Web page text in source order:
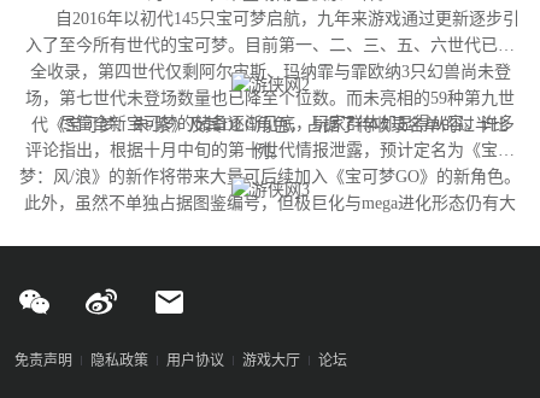
自2016年以初代145只宝可梦启航，九年来游戏通过更新逐步引
入了至今所有世代的宝可梦。目前第一、二、三、五、六世代已完
全收录，第四世代仅剩阿尔宙斯、玛纳霏与霏欧纳3只幻兽尚未登
场，第七世代未登场数量也已降至个位数。而未亮相的59种第九世
代《宝可梦：朱/紫》及其DLC角色，占据了待收录名单的过半比
例。
尽管全新宝可梦的储备逐渐见底，玩家群体却显得从容。许多
评论指出，根据十月中旬的第十世代情报泄露，预计定名为《宝可
梦：风/浪》的新作将带来大量可后续加入《宝可梦GO》的新角色。
此外，虽然不单独占据图鉴编号，但极巨化与mega进化形态仍有大
免责声明 隐私政策 用户协议 游戏大厅 论坛